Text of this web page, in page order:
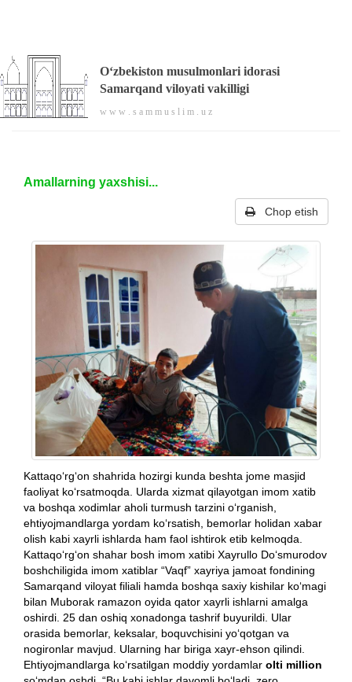
O‘zbekiston musulmonlari idorasi
Samarqand viloyati vakilligi
w w w . s a m m u s l i m . u z
Amallarning yaxshisi...
Chop etish
Kattaqo‘rg‘on shahrida hozirgi kunda beshta jome masjid
faoliyat ko‘rsatmoqda. Ularda xizmat qilayotgan imom xatib
va boshqa xodimlar aholi turmush tarzini o‘rganish,
ehtiyojmandlarga yordam ko‘rsatish, bemorlar holidan xabar
olish kabi xayrli ishlarda ham faol ishtirok etib kelmoqda.
Kattaqo‘rg‘on shahar bosh imom xatibi Xayrullo Do‘smurodov
boshchiligida imom xatiblar “Vaqf” xayriya jamoat fondining
Samarqand viloyat filiali hamda boshqa saxiy kishilar ko‘magi
bilan Muborak ramazon oyida qator xayrli ishlarni amalga
oshirdi. 25 dan oshiq xonadonga tashrif buyurildi. Ular
orasida bemorlar, keksalar, boquvchisini yo‘qotgan va
nogironlar mavjud. Ularning har biriga xayr-ehson qilindi.
Ehtiyojmandlarga ko‘rsatilgan moddiy yordamlar olti million